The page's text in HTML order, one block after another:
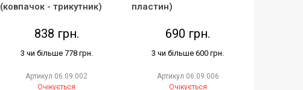
(ковпачок - трикутник)
838 грн.
3 чи більше 778 грн.
Артикул 06.09.002
Очікується
пластин)
690 грн.
3 чи більше 600 грн.
Артикул 06.09.006
Очікується